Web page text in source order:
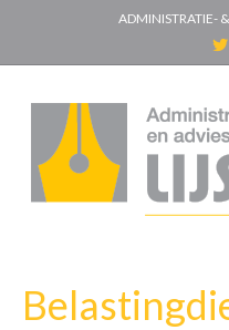
ADMINISTRATIE-
T
w
i
e
r